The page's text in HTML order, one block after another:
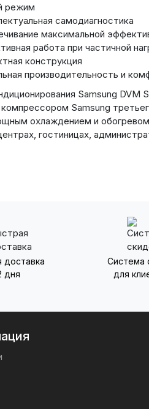
режим
самодиагностика
максимальной
работа при частичной
конструкция
производительность и
Samsung DVM
Samsung
охлаждением и
гостиницах,
доставка
дня
Система
для